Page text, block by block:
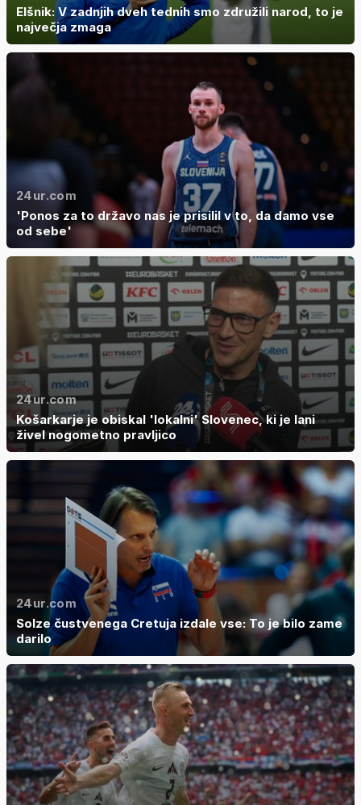
Elšnik: V zadnjih dveh tednih smo združili narod, to je
največja zmaga
24ur.com
'Ponos za to državo nas je prisilil v to, da damo vse
od sebe'
24ur.com
Košarkarje je obiskal 'lokalni' Slovenec, ki je lani
živel nogometno pravljico
24ur.com
Solze čustvenega Cretuja izdale vse: To je bilo zame
darilo